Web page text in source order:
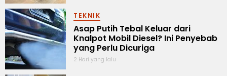
TEKNIK
Asap Putih Tebal Keluar dari
Knalpot Mobil Diesel? Ini Penyebab
yang Perlu Dicuriga
2 Hari yang lalu